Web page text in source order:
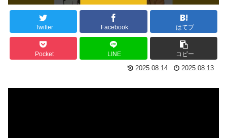
Twitter Facebook はてブ
Pocket LINE コピー
2025.08.14 2025.08.13